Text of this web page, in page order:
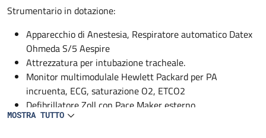
Descrizione
Strumentario in dotazione:
Apparecchio di Anestesia, Respiratore automatico Datex
Ohmeda S/5 Aespire
Attrezzatura per intubazione tracheale.
Monitor multimodulale Hewlett Packard per PA
incruenta, ECG, saturazione O2, ETCO2
Defibrillatore Zoll con Pace Maker esterno
1 Pompa a siringa Braun perfusor secura
MOSTRA TUTTO